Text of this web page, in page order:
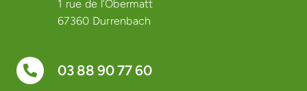
1 rue de l’Obermatt
67360 Durrenbach
03 88 90 77 60